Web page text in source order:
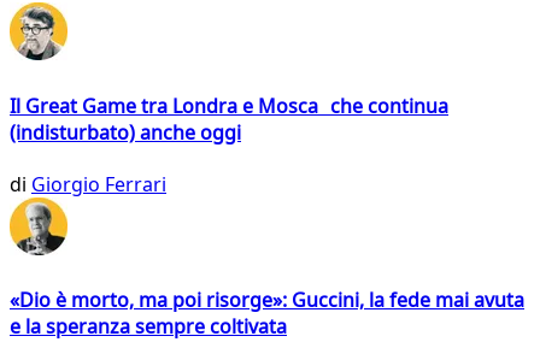
Il Great Game tra Londra e Mosca che continua
(indisturbato) anche oggi
di Giorgio Ferrari
«Dio è morto, ma poi risorge»: Guccini, la fede mai avuta
e la speranza sempre coltivata